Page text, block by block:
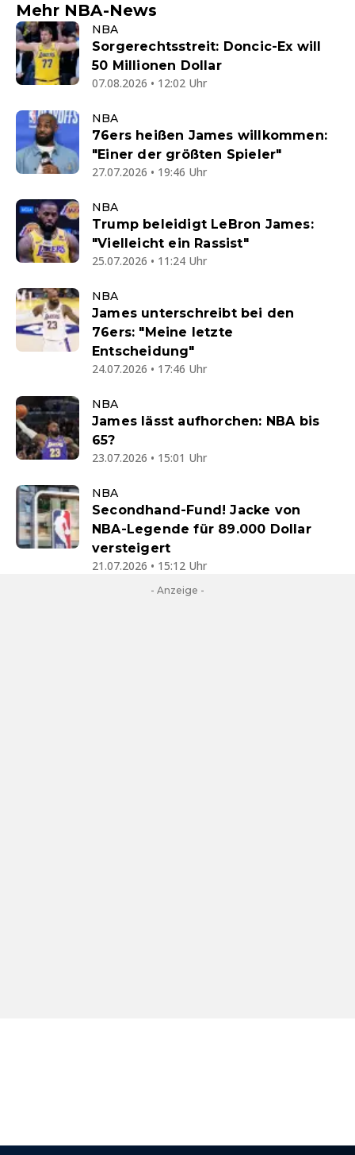
Mehr NBA-News
NBA
Sorgerechtsstreit: Doncic-Ex will
50 Millionen Dollar
07.08.2026 • 12:02 Uhr
NBA
76ers heißen James willkommen:
"Einer der größten Spieler"
27.07.2026 • 19:46 Uhr
NBA
Trump beleidigt LeBron James:
"Vielleicht ein Rassist"
25.07.2026 • 11:24 Uhr
NBA
James unterschreibt bei den
76ers: "Meine letzte
Entscheidung"
24.07.2026 • 17:46 Uhr
NBA
James lässt aufhorchen: NBA bis
65?
23.07.2026 • 15:01 Uhr
NBA
Secondhand-Fund! Jacke von
NBA-Legende für 89.000 Dollar
versteigert
21.07.2026 • 15:12 Uhr
- Anzeige -